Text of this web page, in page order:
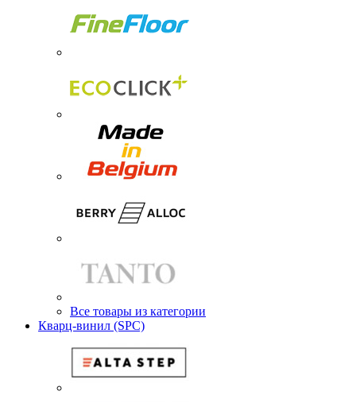
Все товары из категории
Кварц-винил (SPC)